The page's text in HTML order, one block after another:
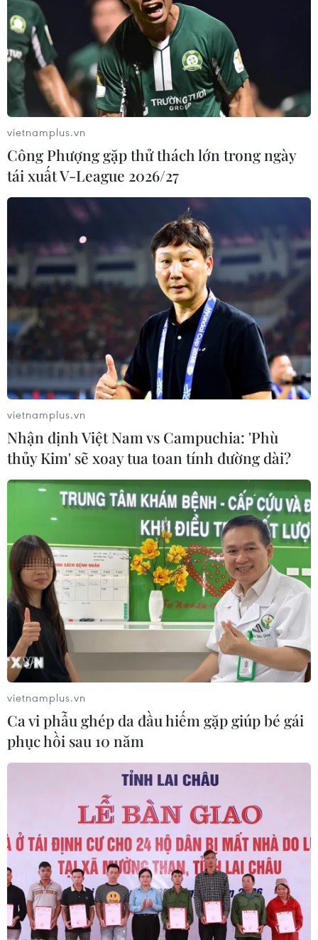
vietnamplus.vn
Công Phượng gặp thử thách lớn trong ngày
tái xuất V-League 2026/27
vietnamplus.vn
Nhận định Việt Nam vs Campuchia: 'Phù
thủy Kim' sẽ xoay tua toan tính đường dài?
vietnamplus.vn
Ca vi phẫu ghép da đầu hiếm gặp giúp bé gái
phục hồi sau 10 năm